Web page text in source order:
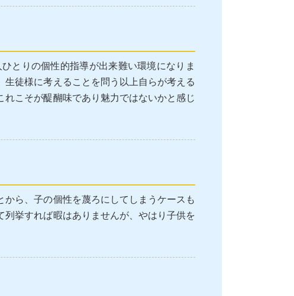
とりの個性的指導が出来難い環境になりま
徒様に考えることを問う以上自らが考える
こそが醍醐味であり魅力ではないかと感じ
ら、子の個性を蔑ろにしてしまうケースも
挙すれば暇はありませんが、やはり子供を